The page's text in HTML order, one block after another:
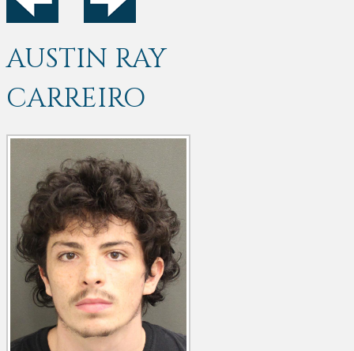
AUSTIN RAY
CARREIRO